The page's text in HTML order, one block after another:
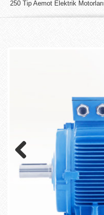
250 Tip Aemot Elektrik Motorları
Previous